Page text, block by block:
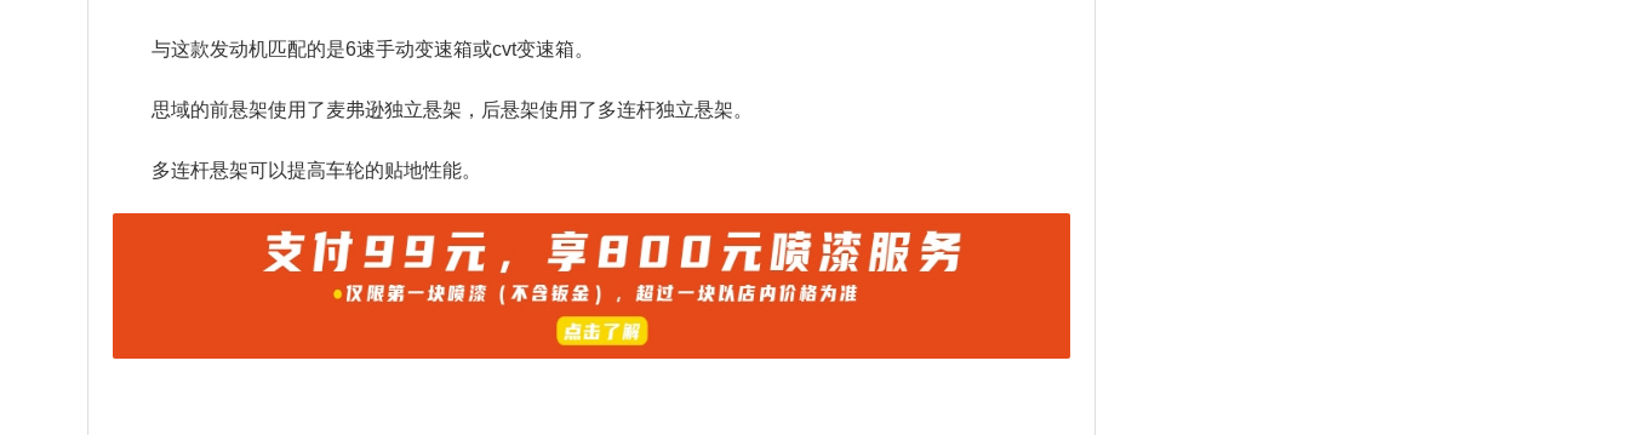
与这款发动机匹配的是6速手动变速箱或cvt变速箱。
思域的前悬架使用了麦弗逊独立悬架，后悬架使用了多连杆独立悬架。
多连杆悬架可以提高车轮的贴地性能。